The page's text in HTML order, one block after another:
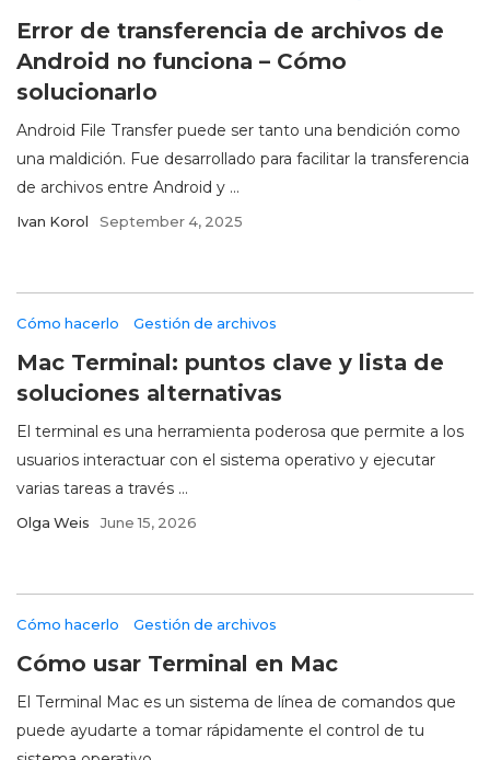
Error de transferencia de archivos de
Android no funciona – Cómo
solucionarlo
Android File Transfer puede ser tanto una bendición como
una maldición. Fue desarrollado para facilitar la transferencia
de archivos entre Android y ...
Ivan Korol September 4, 2025
Cómo hacerlo Gestión de archivos
Mac Terminal: puntos clave y lista de
soluciones alternativas
El terminal es una herramienta poderosa que permite a los
usuarios interactuar con el sistema operativo y ejecutar
varias tareas a través ...
Olga Weis June 15, 2026
Cómo hacerlo Gestión de archivos
Cómo usar Terminal en Mac
El Terminal Mac es un sistema de línea de comandos que
puede ayudarte a tomar rápidamente el control de tu